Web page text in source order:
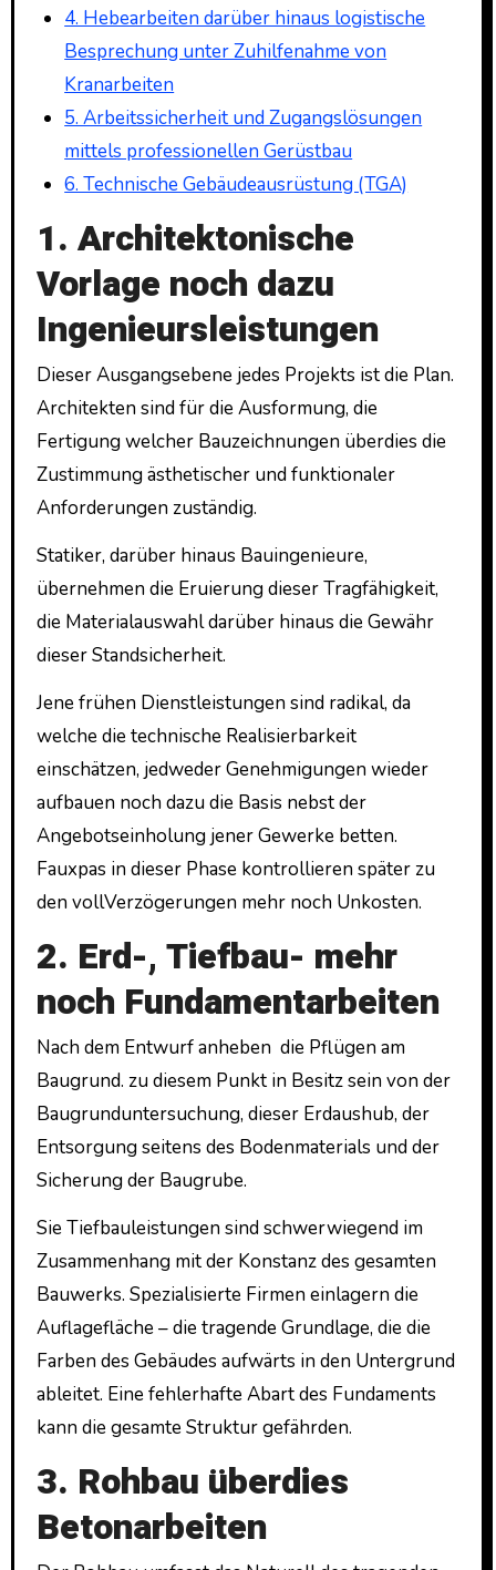
4. Hebearbeiten darüber hinaus logistische
Besprechung unter Zuhilfenahme von
Kranarbeiten
5. Arbeitssicherheit und Zugangslösungen
mittels professionellen Gerüstbau
6. Technische Gebäudeausrüstung (TGA)
1. Architektonische
Vorlage noch dazu
Ingenieursleistungen
Dieser Ausgangsebene jedes Projekts ist die Plan.
Architekten sind für die Ausformung, die
Fertigung welcher Bauzeichnungen überdies die
Zustimmung ästhetischer und funktionaler
Anforderungen zuständig.
Statiker, darüber hinaus Bauingenieure,
übernehmen die Eruierung dieser Tragfähigkeit,
die Materialauswahl darüber hinaus die Gewähr
dieser Standsicherheit.
Jene frühen Dienstleistungen sind radikal, da
welche die technische Realisierbarkeit
einschätzen, jedweder Genehmigungen wieder
aufbauen noch dazu die Basis nebst der
Angebotseinholung jener Gewerke betten.
Fauxpas in dieser Phase kontrollieren später zu
den vollVerzögerungen mehr noch Unkosten.
2. Erd-, Tiefbau- mehr
noch Fundamentarbeiten
Nach dem Entwurf anheben die Pflügen am
Baugrund. zu diesem Punkt in Besitz sein von der
Baugrunduntersuchung, dieser Erdaushub, der
Entsorgung seitens des Bodenmaterials und der
Sicherung der Baugrube.
Sie Tiefbauleistungen sind schwerwiegend im
Zusammenhang mit der Konstanz des gesamten
Bauwerks. Spezialisierte Firmen einlagern die
Auflagefläche – die tragende Grundlage, die die
Farben des Gebäudes aufwärts in den Untergrund
ableitet. Eine fehlerhafte Abart des Fundaments
kann die gesamte Struktur gefährden.
3. Rohbau überdies
Betonarbeiten